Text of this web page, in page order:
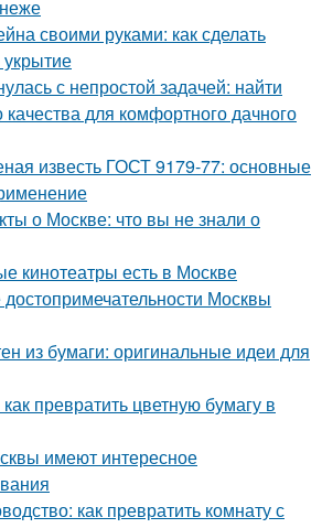
своими руками: как сделать
с непростой задачей: найти
качества для комфортного дачного
известь ГОСТ 9179-77: основные
о Москве: что вы не знали о
кинотеатры есть в Москве
Москвы
из бумаги: оригинальные идеи для
превратить цветную бумагу в
имеют интересное
как превратить комнату с